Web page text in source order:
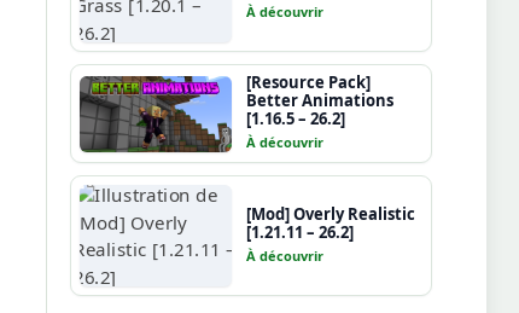
À découvrir
[Resource Pack]
Better Animations
[1.16.5 – 26.2]
À découvrir
[Mod] Overly Realistic
[1.21.11 – 26.2]
À découvrir